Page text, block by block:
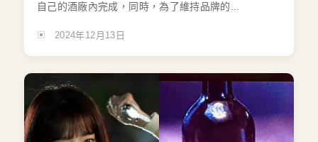
自己的酒廠內完成，同時，為了維持品牌的...
2024年12月13日